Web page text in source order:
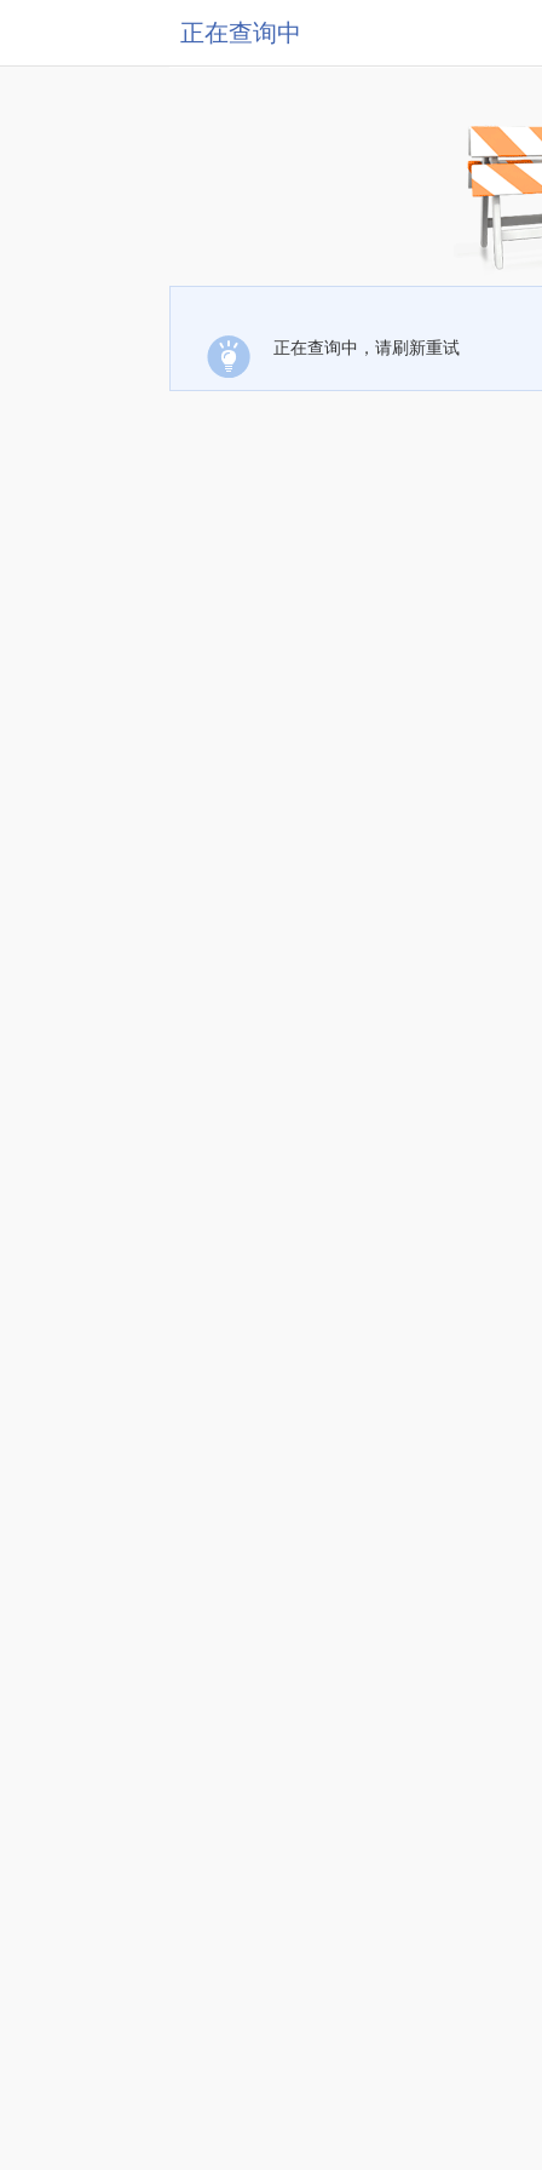
正在查询中
正在查询中，请刷新重试